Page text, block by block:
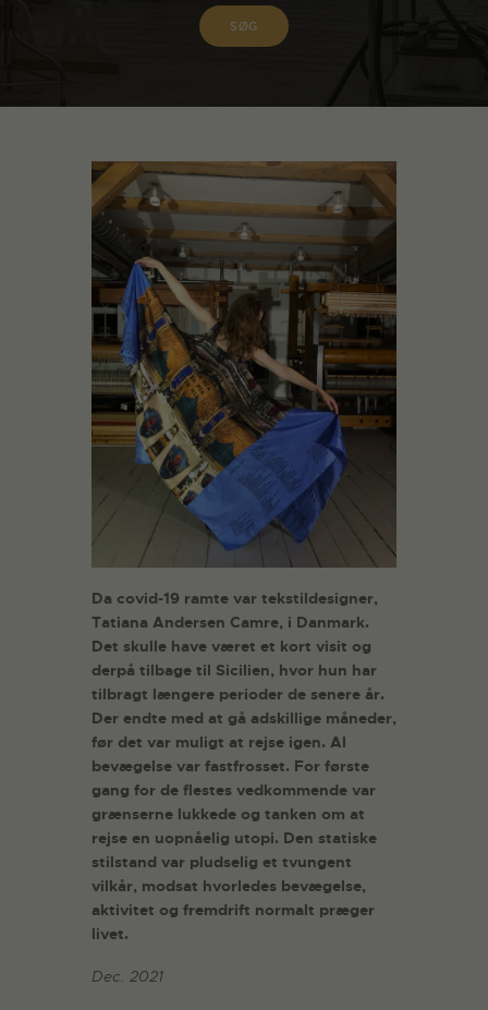
Da covid-19 ramte var tekstildesigner,
Tatiana Andersen Camre, i Danmark.
Det skulle have været et kort visit og
derpå tilbage til Sicilien, hvor hun har
tilbragt længere perioder de senere år.
Der endte med at gå adskillige måneder,
før det var muligt at rejse igen. Al
bevægelse var fastfrosset. For første
gang for de flestes vedkommende var
grænserne lukkede og tanken om at
rejse en uopnåelig utopi. Den statiske
stilstand var pludselig et tvungent
vilkår, modsat hvorledes bevægelse,
aktivitet og fremdrift normalt præger
livet.
Dec. 2021